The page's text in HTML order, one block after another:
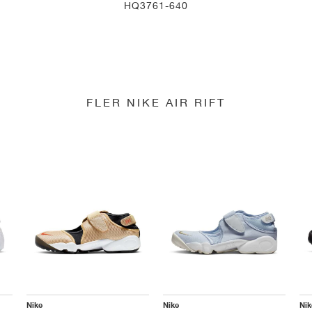
HQ3761-640
FLER NIKE AIR RIFT
Nike Nike